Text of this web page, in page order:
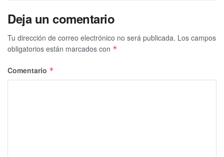
Deja un comentario
Tu dirección de correo electrónico no será publicada. Los campos
obligatorios están marcados con *
Comentario *